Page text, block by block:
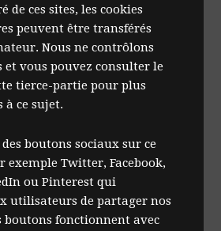
de ces sites, les cookies
peuvent être transférés
Nous ne contrôlons
et vous pouvez consulter le
tierce-partie pour plus
à ce sujet.
boutons sociaux sur ce
exemple Twitter, Facebook,
ou Pinterest qui
utilisateurs de partager nos
boutons fonctionnent avec